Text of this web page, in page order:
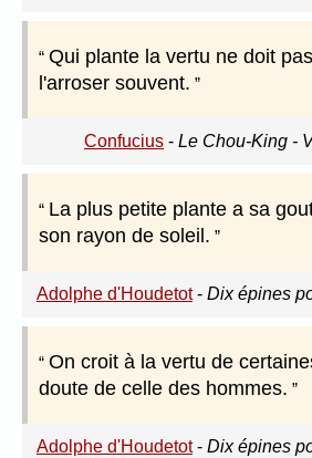
Qui plante la vertu ne doit
l'arroser souvent.
Confucius - Le Chou-King -
La plus petite plante a sa
son rayon de soleil.
Adolphe d'Houdetot- Dix épines
On croit à la vertu de
doute de celle des hommes.
Adolphe d'Houdetot- Dix épines